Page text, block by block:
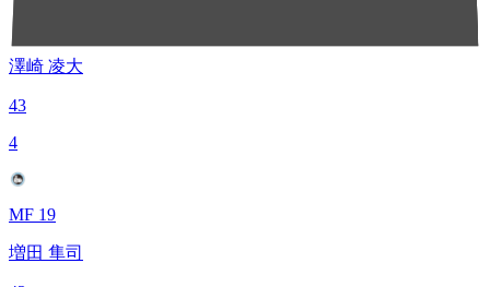
FW 27
澤崎 凌大
43
4
MF 19
増田 隼司